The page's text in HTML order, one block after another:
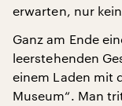
erwarten, nur
Ganz am Ende
leerstehenden
einem Laden mit
Museum“. Man